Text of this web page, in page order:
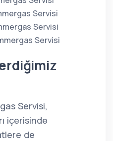
Servisi
Servisi
Servisi
Servisi,
içerisinde
de